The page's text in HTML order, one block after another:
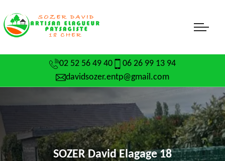
02 52 56 49 40
06 26 99 13 94
davidsozer.entp@gmail.com
SOZER David Elagage 18